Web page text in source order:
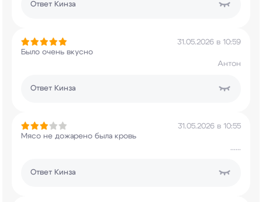
Ответ Кинза
31.05.2026 в 10:59
Было очень вкусно
Антон
Ответ Кинза
31.05.2026 в 10:55
Мясо не дожарено была кровь
......
Ответ Кинза